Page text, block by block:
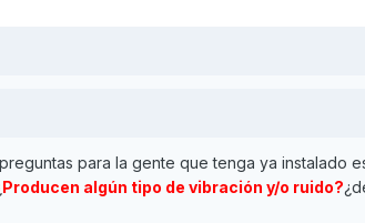
para la gente que tenga ya instalado
Producen algún tipo de vibración y/o ruido?